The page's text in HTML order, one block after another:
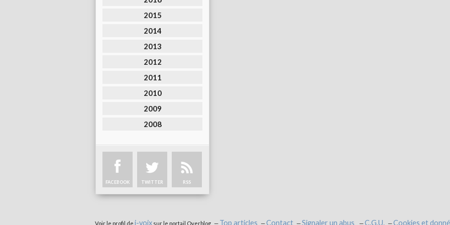
2015
2014
2013
2012
2011
2010
2009
2008
FACEBOOK TWITTER RSS
Voir le profil de i-voixsur le portail Overblog Top articles Contact Signaler un abus C.G.U. Cookies et